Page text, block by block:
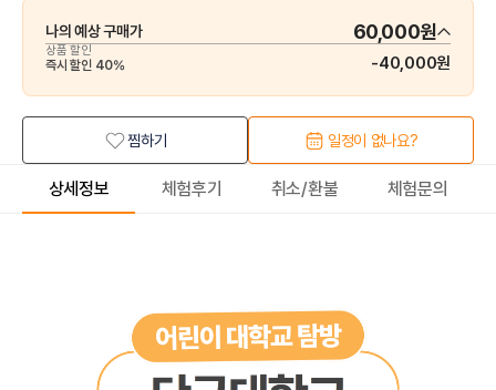
나의 예상 구매가 60,000원
상품 할인
즉시 할인 40% -40,000원
찜하기 일정이 없나요?
상세정보 체험후기 취소/환불 체험문의